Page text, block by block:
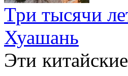
Три тысячи
Хуашань
Эти